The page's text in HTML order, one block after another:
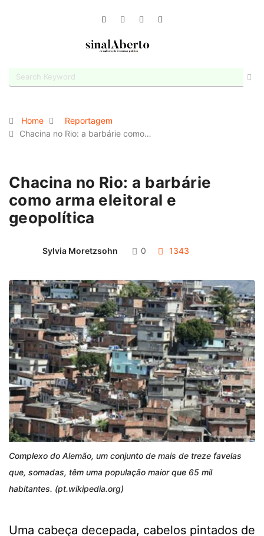
Home
Reportagem
Chacina no Rio: a barbárie como…
Chacina no Rio: a barbárie
como arma eleitoral e
geopolítica
Sylvia Moretzsohn 0 1343
Complexo do Alemão, um conjunto de mais de treze favelas
que, somadas, têm uma população maior que 65 mil
habitantes. (pt.wikipedia.org)
Uma cabeça decepada, cabelos pintados de